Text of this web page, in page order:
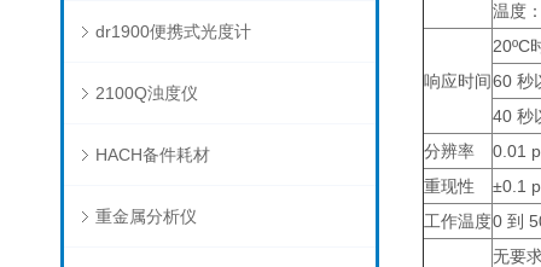
dr1900便携式光度计
2100Q浊度仪
HACH备件耗材
重金属分析仪
温度
响应时间
20ºC
60 秒
40 秒
分辨率
0.01
重现性
±0.1
工作温度0 到
无要